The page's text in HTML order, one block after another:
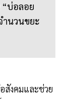
บ่อลอย
ำนวนขยะ
สังคมและช่วย